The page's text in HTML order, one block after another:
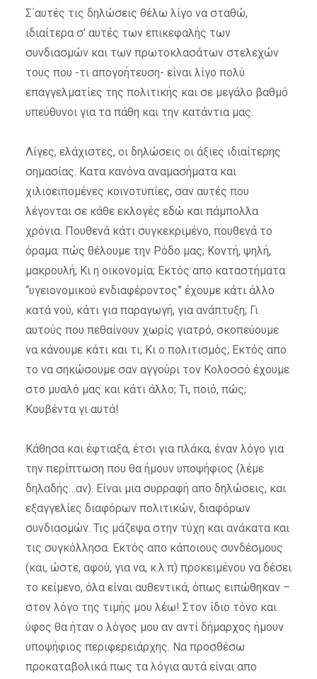
Σ΄αυτές τις δηλώσεις θέλω λίγο να σταθώ,
ιδιαίτερα σ’ αυτές των επικεφαλής των
συνδιασμών και των πρωτοκλασάτων στελεχών
τους που -τι απογοήτευση- είναι λίγο πολύ
επαγγελματίες της πολιτικής και σε μεγάλο βαθμό
υπεύθυνοι για τα πάθη και την κατάντια μας.
Λίγες, ελάχιστες, οι δηλώσεις οι άξιες ιδιαίτερης
σημασίας. Κατα κανόνα αναμασήματα και
χιλιοειπομένες κοινοτυπίες, σαν αυτές που
λέγονται σε κάθε εκλογές εδώ και πάμπολλα
χρόνια. Πουθενά κάτι συγκεκριμένο, πουθενά το
όραμα: πώς θέλουμε την Ρόδο μας; Κοντή, ψηλή,
μακρουλή; Κι η οικονομία; Εκτός απο καταστήματα
“υγειονομικού ενδιαφέροντος” έχουμε κάτι άλλο
κατά νού, κάτι για παραγωγή, για ανάπτυξη; Γι
αυτούς που πεθαίνουν χωρίς γιατρό, σκοπεύουμε
να κάνουμε κάτι και τι; Κι ο πολιτισμός; Εκτός απο
το να σηκώσουμε σαν αγγούρι τον Κολοσσό έχουμε
στο μυαλό μας και κάτι άλλο; Τι, ποιό, πώς;
Κουβέντα γι αυτά!
Κάθησα και έφτιαξα, έτσι για πλάκα, έναν λόγο για
την περίπτωση που θα ήμουν υποψήφιος (λέμε
δηλαδής…αν). Είναι μια συρραφή απο δηλώσεις, και
εξαγγελίες διαφόρων πολιτικών, διαφόρων
συνδιασμών. Τις μάζεψα στην τύχη και ανάκατα και
τις συγκόλλησα. Εκτός απο κάποιους συνδέσμους
(και, ώστε, αφού, για να, κ.λ.π) προκειμένου να δέσει
το κείμενο, όλα είναι αυθεντικά, όπως ειπώθηκαν –
στον λόγο της τιμής μου λέω! Στον ίδιο τόνο και
ύφος θα ήταν ο λόγος μου αν αντί δήμαρχος ήμουν
υποψήφιος περιφερειάρχης. Να προσθέσω
προκαταβολικά πως τα λόγια αυτά είναι απο